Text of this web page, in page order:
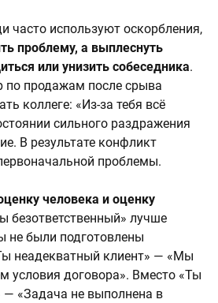
часто используют оскорбления,
проблему, а выплеснуть
или унизить собеседника.
по продажам после срыва
коллеге: «Из-за тебя всё
сильного раздражения
В результате конфликт
проблемы.
человека и оценку
безответственный» лучше
не были подготовлены
неадекватный клиент» — «Мы
условия договора». Вместо «Ты
— «Задача не выполнена в